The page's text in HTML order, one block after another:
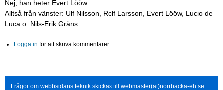
Nej, han heter Evert Lööw.
Alltså från vänster: Ulf Nilsson, Rolf Larsson, Evert Lööw, Lucio de
Luca o. Nils-Erik Gräns
Logga in för att skriva kommentarer
Frågor om webbsidans teknik skickas till webmaster(at)norrbacka-eh.se